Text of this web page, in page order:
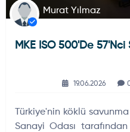
Murat Yılmaz
MKE ISO 500'de 57'nci
19.06.2026
Türkiye'nin köklü
Sanayi Odası